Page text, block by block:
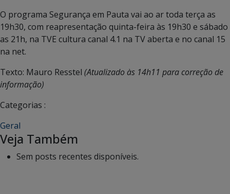
O programa Segurança em Pauta vai ao ar toda terça as
19h30, com reapresentação quinta-feira às 19h30 e sábado
as 21h, na TVE cultura canal 4.1 na TV aberta e no canal 15
na net.
Texto: Mauro Resstel (Atualizado às 14h11 para correção de
informação)
Categorias :
Geral
Veja Também
Sem posts recentes disponíveis.